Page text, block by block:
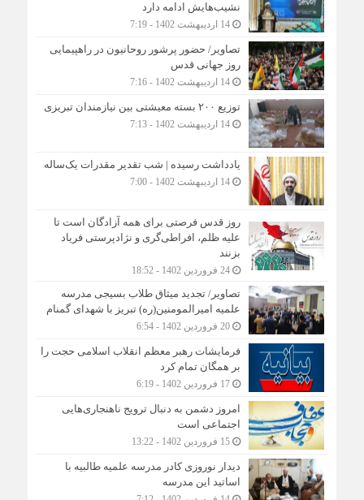
نشیب‌هایش ادامه دارد
14 اردیبهشت 1402 - 7:19
تصاویر/ حضور پرشور روحانیون در راهپیمایی
روز جهانی قدس
14 اردیبهشت 1402 - 7:16
توزیع ۲۰۰ بسته معیشتی بین نیازمندان تبریزی
14 اردیبهشت 1402 - 7:13
یادداشت رسیده | شب تقدیر مقدرات یک‌ساله
14 اردیبهشت 1402 - 7:00
روز قدس فرصتی برای همه آزادگان است تا
علیه ظلم، افراطی‌گری و نژادپرستی فریاد
بزنند
24 فروردین 1402 - 18:52
تصاویر/ تجدید میثاق طلاب بسیجی مدرسه
علمیه امیرالمومنین(ره) تبریز با شهدای گمنام
20 فروردین 1402 - 6:54
فرمایشات رهبر معظم انقلاب اسلامی حجت را
بر همگان تمام کرد
17 فروردین 1402 - 6:19
امروز دشمن به دنبال ترویج ناهنجاری‌هایی
اجتماعی است
15 فروردین 1402 - 13:22
دیدار نوروزی کادر مدرسه علمیه طالبیه با
اساتید این مدرسه